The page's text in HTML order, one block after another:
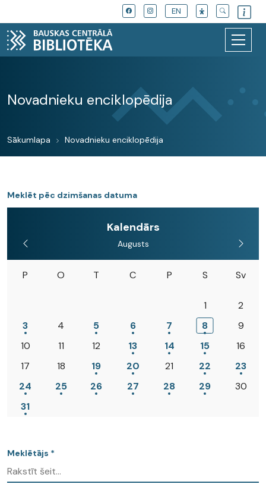
EN
Novadnieku enciklopēdija
Sākumlapa Novadnieku enciklopēdija
Meklēt pēc dzimšanas datuma
Kalendārs
Augusts
P O T C P S Sv
1
2
3
4 5 6 7 8
9
10
11 12 13 14 15
16
17
18 19 20 21 22
23
24
25 26 27 28 29
30
31
Meklētājs *